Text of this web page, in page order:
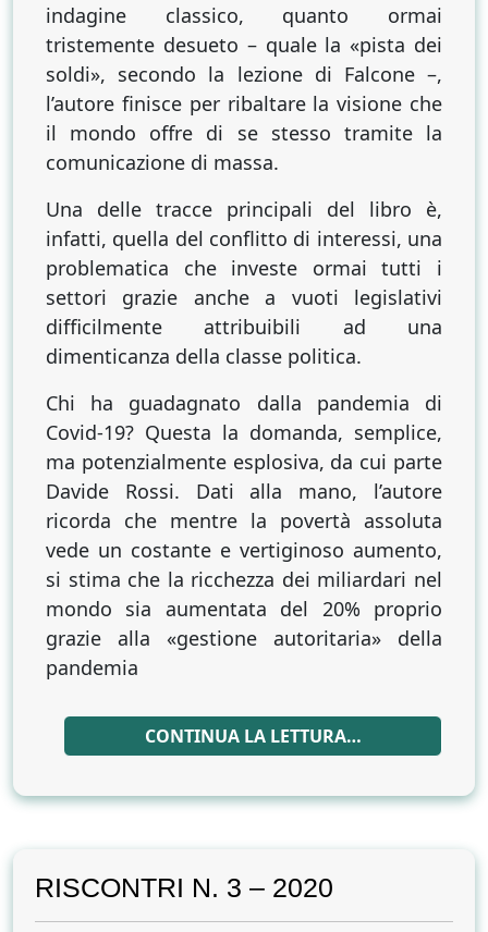
indagine classico, quanto ormai
tristemente desueto – quale la «pista dei
soldi», secondo la lezione di Falcone –,
l’autore finisce per ribaltare la visione che
il mondo offre di se stesso tramite la
comunicazione di massa.
Una delle tracce principali del libro è,
infatti, quella del conflitto di interessi, una
problematica che investe ormai tutti i
settori grazie anche a vuoti legislativi
difficilmente attribuibili ad una
dimenticanza della classe politica.
Chi ha guadagnato dalla pandemia di
Covid-19? Questa la domanda, semplice,
ma potenzialmente esplosiva, da cui parte
Davide Rossi. Dati alla mano, l’autore
ricorda che mentre la povertà assoluta
vede un costante e vertiginoso aumento,
si stima che la ricchezza dei miliardari nel
mondo sia aumentata del 20% proprio
grazie alla «gestione autoritaria» della
pandemia
CONTINUA LA LETTURA…
RISCONTRI N. 3 – 2020